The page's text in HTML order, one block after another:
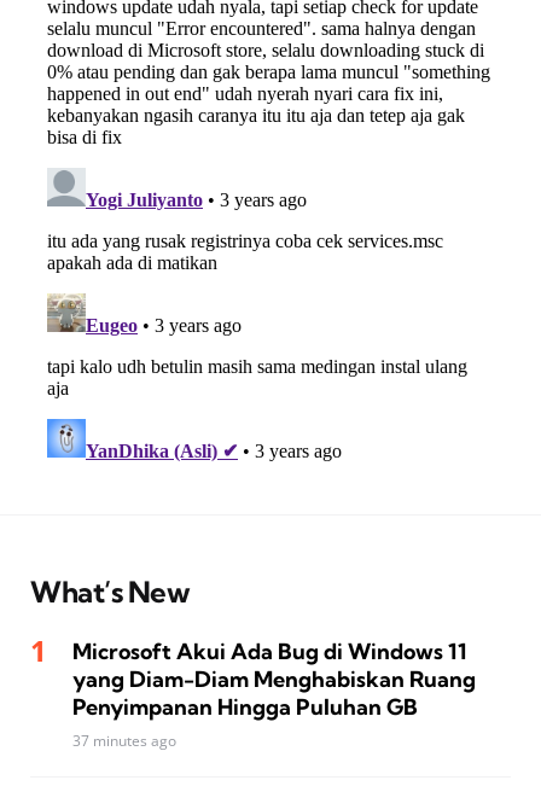
What’s New
Microsoft Akui Ada Bug di Windows 11
yang Diam-Diam Menghabiskan Ruang
Penyimpanan Hingga Puluhan GB
37 minutes ago